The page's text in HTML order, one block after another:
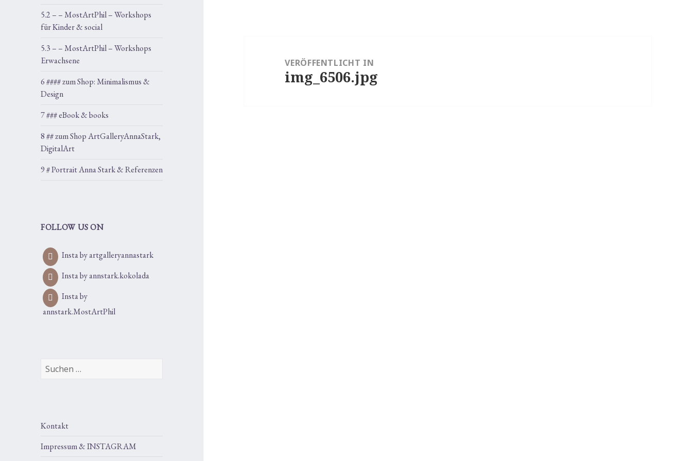
5.2 – – MostArtPhil – Workshops
für Kinder & social
5.3 – – MostArtPhil – Workshops
Erwachsene
6 #### zum Shop: Minimalismus &
Design
7 ### eBook & books
8 ## zum Shop ArtGalleryAnnaStark,
DigitalArt
9 # Portrait Anna Stark & Referenzen
FOLLOW US ON
Insta by artgalleryannastark
Insta by annstark.kokolada
Insta by
annstark.MostArtPhil
Suchen
Kontakt
Impressum & INSTAGRAM
VERÖFFENTLICHT IN
img_6506.jpg